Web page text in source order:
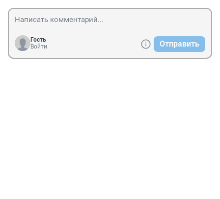
Гость
Войти
Отправить